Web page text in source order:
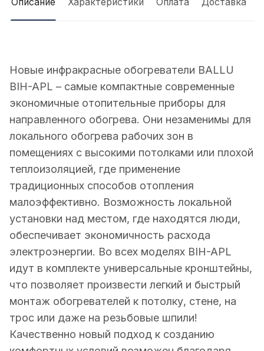
Описание Характеристики Оплата Доставка
Новые инфракрасные обогреватели BALLU
BIH-APL – самые компактные современные
экономичные отопительные приборы для
направленного обогрева. Они незаменимы для
локального обогрева рабочих зон в
помещениях с высокими потолками или плохой
теплоизоляцией, где применение
традиционных способов отопления
малоэффективно. Возможность локальной
установки над местом, где находятся люди,
обеспечивает экономичность расхода
электроэнергии. Во всех моделях BIH-APL
идут в комплекте универсальные кронштейны,
что позволяет произвести легкий и быстрый
монтаж обогревателей к потолку, стене, на
трос или даже на резьбовые шпили!
Качественно новый подход к созданию